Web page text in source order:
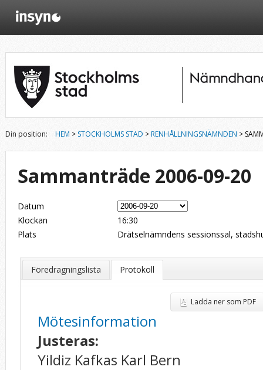
Din position: HEM > STOCKHOLMS STAD >RENHÅLLNINGSNÄMNDEN >
Sammanträde 2006-09-20
Datum
Klockan
16:30
Plats
Drätselnämndens sessionssal,
Föredragningslista Protokoll
Ladda ner som PDF
Mötesinformation
Justeras:
Yildiz Kafkas Karl Bern